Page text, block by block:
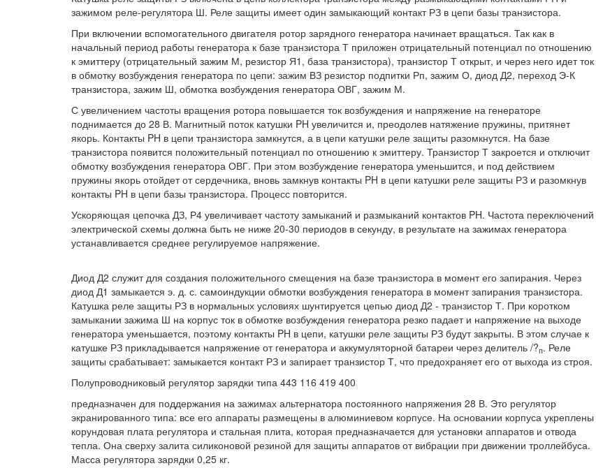
зажимом реле-регулятора Ш. Реле защиты имеет один замыкающий контакт РЗ в цепи базы транзистора.
При включении вспомогательного двигателя ротор зарядного генератора начинает вращаться. Так как в
начальный период работы генератора к базе транзистора Т приложен отрицательный потенциал по отношению
к эмиттеру (отрицательный зажим М, резистор Я1, база транзистора), транзистор Т открыт, и через него идет ток
в обмотку возбуждения генератора по цепи: зажим ВЗ резистор подпитки Рп, зажим О, диод Д2, переход Э-К
транзистора, зажим Ш, обмотка возбуждения генератора ОВГ, зажим М.
С увеличением частоты вращения ротора повышается ток возбуждения и напряжение на генераторе
поднимается до 28 В. Магнитный поток катушки PH увеличится и, преодолев натяжение пружины, притянет
якорь. Контакты PH в цепи транзистора замкнутся, а в цепи катушки реле защиты разомкнутся. На базе
транзистора появится положительный потенциал по отношению к эмиттеру. Транзистор Т закроется и отключит
обмотку возбуждения генератора ОВГ. При этом возбуждение генератора уменьшится, и под действием
пружины якорь отойдет от сердечника, вновь замкнув контакты PH в цепи катушки реле защиты РЗ и разомкнув
контакты PH в цепи базы транзистора. Процесс повторится.
Ускоряющая цепочка ДЗ, Р4 увеличивает частоту замыканий и размыканий контактов PH. Частота переключений
электрической схемы должна быть не ниже 20-30 периодов в секунду, в результате на зажимах генератора
устанавливается среднее регулируемое напряжение.
Диод Д2 служит для создания положительного смещения на базе транзистора в момент его запирания. Через
диод Д1 замыкается э. д. с. самоиндукции обмотки возбуждения генератора в момент запирания транзистора.
Катушка реле защиты РЗ в нормальных условиях шунтируется цепью диод Д2 - транзистор Т. При коротком
замыкании зажима Ш на корпус ток в обмотке возбуждения генератора резко падает и напряжение на выходе
генератора уменьшается, поэтому контакты PH в цепи, катушки реле защиты РЗ будут закрыты. В этом случае к
катушке РЗ прикладывается напряжение от генератора и аккумуляторной батареи через делитель /?п. Реле
защиты срабатывает: замыкается контакт РЗ и запирает транзистор Т, что предохраняет его от выхода из строя.
Полупроводниковый регулятор зарядки типа 443 116 419 400
предназначен для поддержания на зажимах альтернатора постоянного напряжения 28 В. Это регулятор
экранированного типа: все его аппараты размещены в алюминиевом корпусе. На основании корпуса укреплены
корундовая плата регулятора и стальная плита, которая предназначается для установки аппаратов и отвода
тепла. Она сверху залита силиконовой резиной для защиты аппаратов от вибрации при движении троллейбуса.
Масса регулятора зарядки 0,25 кг.